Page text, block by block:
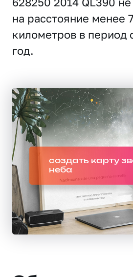
на расстояние менее
километров в период
год.
создать карту
неба